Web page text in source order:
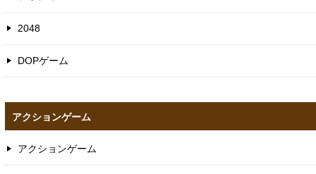
2048
DOPゲーム
アクションゲーム
アクションゲーム